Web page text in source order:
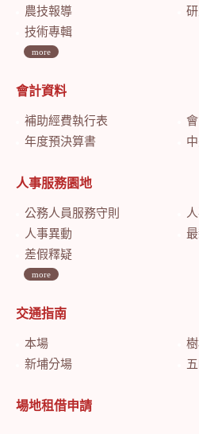
農技報導
技術專輯
more
會計資料
補助經費執行表
年度預決算書
中
人事服務園地
公務人員服務守則
人事異動
差假釋疑
more
交通指南
本場
新埔分場
場地租借申請